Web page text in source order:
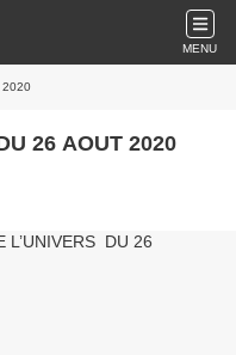
MENU
2020
26 AOUT 2020